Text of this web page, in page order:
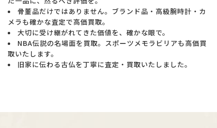
骨董品だけではありません。ブランド品・高級腕時計・カ
メラも確かな査定で高価買取。
大切に受け継がれてきた価値を、確かな眼で。
NBA伝説の名場面を買取。スポーツメモラビリアも高価買
取いたします。
旧家に伝わる古仏を丁寧に査定・買取いたしました。